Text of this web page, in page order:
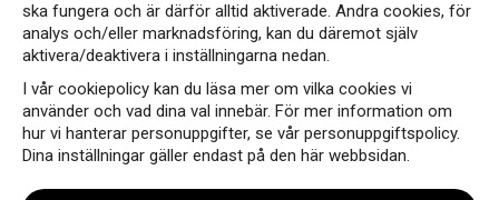
ska fungera och är därför alltid aktiverade. Andra cookies, för
analys och/eller marknadsföring, kan du däremot själv
aktivera/deaktivera i inställningarna nedan.
I vår cookiepolicy kan du läsa mer om vilka cookies vi
använder och vad dina val innebär. För mer information om
hur vi hanterar personuppgifter, se vår personuppgiftspolicy.
Dina inställningar gäller endast på den här webbsidan.